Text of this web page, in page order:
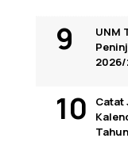
UNM
Catat